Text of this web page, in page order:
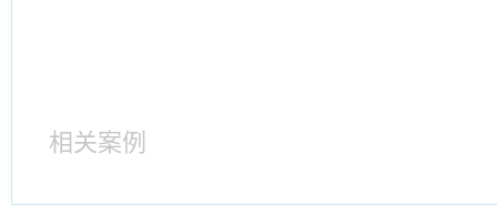
相关案例